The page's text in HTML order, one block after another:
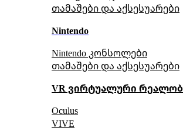
თამაშები და აქსესუარები
Nintendo
Nintendo კონსოლები
თამაშები და აქსესუარები
VR ვირტუალური
Oculus
VIVE